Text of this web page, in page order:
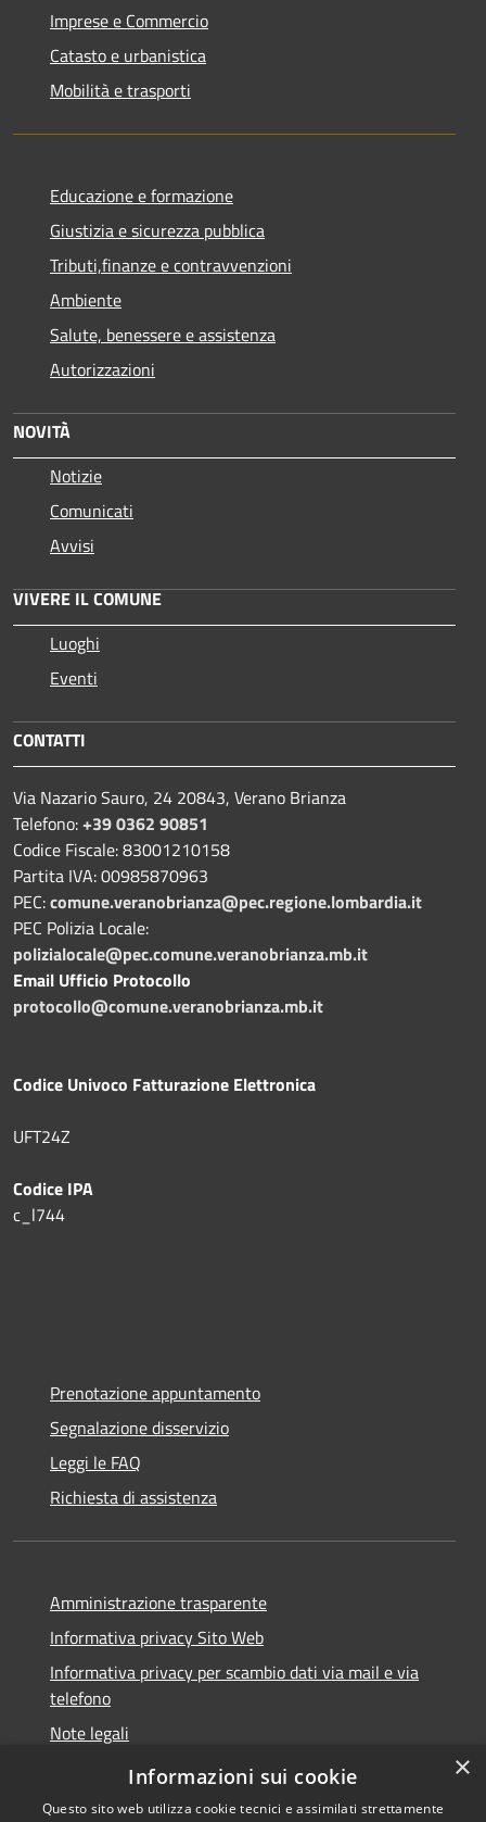
Imprese e Commercio
Catasto e urbanistica
Mobilità e trasporti
Educazione e formazione
Giustizia e sicurezza pubblica
Tributi,finanze e contravvenzioni
Ambiente
Salute, benessere e assistenza
Autorizzazioni
NOVITÀ
Notizie
Comunicati
Avvisi
VIVERE IL COMUNE
Luoghi
Eventi
CONTATTI
Via Nazario Sauro, 24 20843, Verano Brianza
Telefono:+39 0362 90851
Codice Fiscale: 83001210158
Partita IVA: 00985870963
PEC:comune.veranobrianza@pec.regione.lombardia.it
PEC Polizia Locale:
polizialocale@pec.comune.veranobrianza.mb.it
Email Ufficio Protocollo
protocollo@comune.veranobrianza.mb.it
Codice Univoco Fatturazione Elettronica
UFT24Z
Codice IPA
c_l744
Prenotazione appuntamento
Segnalazione disservizio
Leggi le FAQ
Richiesta di assistenza
Amministrazione trasparente
Informativa privacy Sito Web
Informativa privacy per scambio dati via mail e via
telefono
Note legali
Dichiarazione di accessibilità
×
Informazioni sui cookie
Questo sito web utilizza cookie tecnici e assimilati strettamente